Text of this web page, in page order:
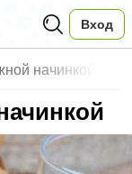
Вход
начинкой